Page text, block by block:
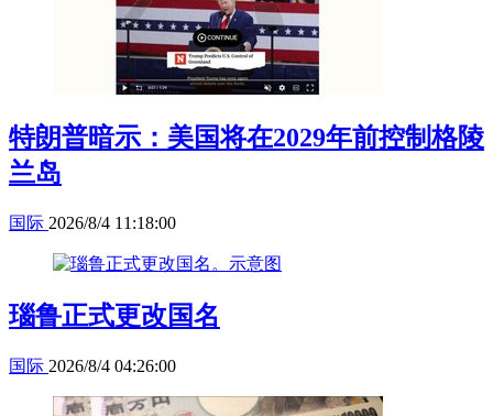
特朗普暗示：美国将在2029年前控制格陵
兰岛
国际 2026/8/4 11:18:00
瑙鲁正式更改国名
国际 2026/8/4 04:26:00